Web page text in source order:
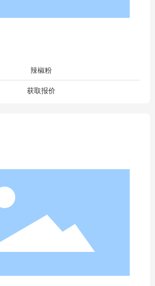
辣椒粉
获取报价